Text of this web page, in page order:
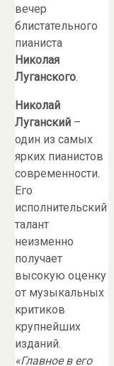
вечер
блистательного
пианиста
Николая
Луганского.
Николай
Луганский –
один из самых
ярких пианистов
современности.
Его
исполнительский
талант
неизменно
получает
высокую оценку
от музыкальных
критиков
крупнейших
изданий.
«Главное в его